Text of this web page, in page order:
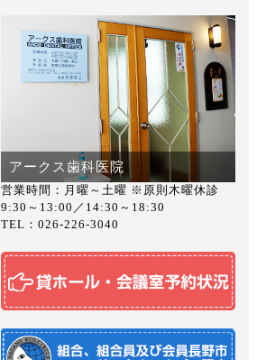
アークス歯科医院
営業時間：月曜～土曜 ※原則木曜休診
9:30～13:00／14:30～18:30
TEL：026-226-3040